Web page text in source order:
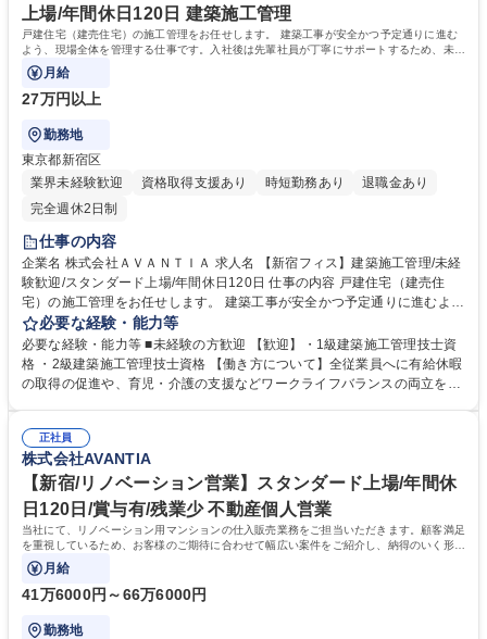
上場/年間休日120日 建築施工管理
戸建住宅（建売住宅）の施工管理をお任せします。 建築工事が安全かつ予定通りに進む
よう、現場全体を管理する仕事です。入社後は先輩社員が丁寧にサポートするため、未経
験の方でも安心してスタートできます。
月給
27万円以上
勤務地
東京都新宿区
業界未経験歓迎
資格取得支援あり 時短勤務あり
退職金あり
完全週休2日制
仕事の内容
企業名 株式会社ＡＶＡＮＴＩＡ 求人名 【新宿フィス】建築施工管理/未経
験歓迎/スタンダード上場/年間休日120日 仕事の内容 戸建住宅（建売住
宅）の施工管理をお任せします。 建築工事が安全かつ予定通りに進むよ
う、現場全体を管理する仕事です。入社後は先輩社員が丁寧にサポートす
るため、未経験の方でも安心してスタートできます。 【具体的には】 ・
建築現場の進捗確認・工程管理・品質管理 ・協力会社や職人さんとの打ち
合わせ・スケジュール調整 ・資材の手配や確認 ・各種書類作成・写真撮
【新宿フィス】建築施工管理/未経験歓迎/スタンダード上場/年間休日120
日
必要な経験・能力等
必要な経験・能力等 ■未経験の方歓迎 【歓迎】・1級建築施工管理技士資
格 ・2級建築施工管理技士資格 【働き方について】全従業員へに有給休暇
の取得の促進や、育児・介護の支援などワークライフバランスの両立を推
「あいち女性輝きカンパニー」認証取得 学歴・資格 学歴：大学院 大学 高
専 短大 専修学校 高校 語学力： 資格：
正社員
株式会社AVANTIA
【新宿/リノベーション営業】スタンダード上場/年間休
日120日/賞与有/残業少 不動産個人営業
当社にて、リノベーション用マンションの仕入販売業務をご担当いただきます。顧客満足
を重視しているため、お客様のご期待に合わせて幅広い案件をご紹介し、納得のいく形の
トータルコンサルティングが可能です。
月給
41万6000円～66万6000円
勤務地